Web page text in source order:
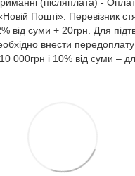
Пошті». Перевізник
від суми + 20грн. Для
внести
000грн і 10% від суми –